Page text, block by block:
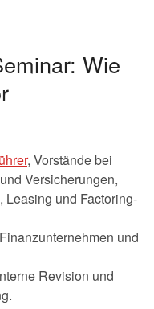
Wie
, Vorstände bei
Versicherungen,
Leasing und Factoring-
und
Revision und